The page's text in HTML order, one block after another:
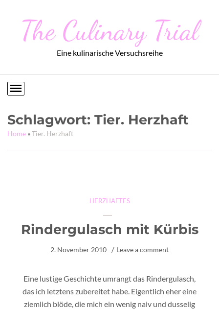
The Culinary Trial
Eine kulinarische Versuchsreihe
Schlagwort: Tier. Herzhaft
Home »Tier. Herzhaft
HERZHAFTES
Rindergulasch mit Kürbis
2. November 2010 Leave a comment
Eine lustige Geschichte umrangt das Rindergulasch,
das ich letztens zubereitet habe. Eigentlich eher eine
ziemlich blöde, die mich ein wenig naiv und dusselig